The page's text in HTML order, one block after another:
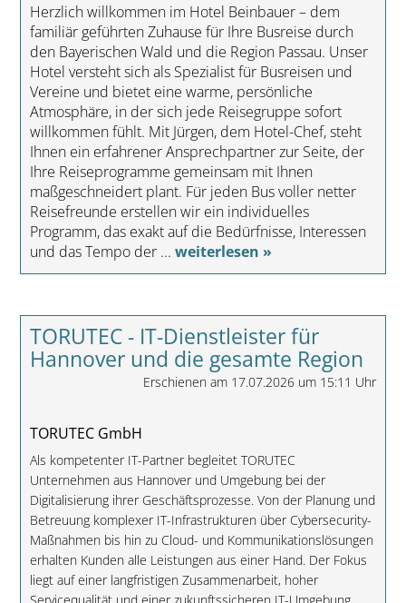
Herzlich willkommen im Hotel Beinbauer – dem
familiär geführten Zuhause für Ihre Busreise durch
den Bayerischen Wald und die Region Passau. Unser
Hotel versteht sich als Spezialist für Busreisen und
Vereine und bietet eine warme, persönliche
Atmosphäre, in der sich jede Reisegruppe sofort
willkommen fühlt. Mit Jürgen, dem Hotel-Chef, steht
Ihnen ein erfahrener Ansprechpartner zur Seite, der
Ihre Reiseprogramme gemeinsam mit Ihnen
maßgeschneidert plant. Für jeden Bus voller netter
Reisefreunde erstellen wir ein individuelles
Programm, das exakt auf die Bedürfnisse, Interessen
und das Tempo der ... weiterlesen »
TORUTEC - IT-Dienstleister für
Hannover und die gesamte Region
Erschienen am 17.07.2026 um 15:11 Uhr
TORUTEC GmbH
Als kompetenter IT-Partner begleitet TORUTEC
Unternehmen aus Hannover und Umgebung bei der
Digitalisierung ihrer Geschäftsprozesse. Von der Planung und
Betreuung komplexer IT-Infrastrukturen über Cybersecurity-
Maßnahmen bis hin zu Cloud- und Kommunikationslösungen
erhalten Kunden alle Leistungen aus einer Hand. Der Fokus
liegt auf einer langfristigen Zusammenarbeit, hoher